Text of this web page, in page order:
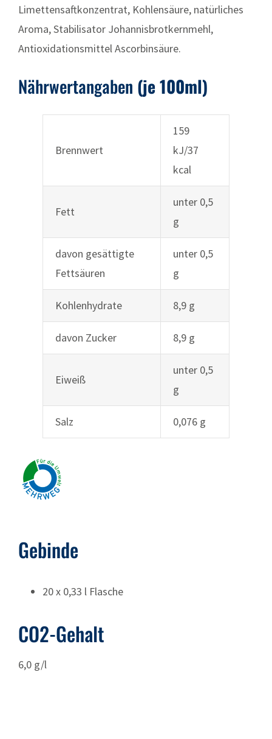
Limettensaftkonzentrat, Kohlensäure, natürliches
Aroma, Stabilisator Johannisbrotkernmehl,
Antioxidationsmittel Ascorbinsäure.
Nährwertangaben (je 100ml)
Brennwert
159
kJ/37
kcal
Fett
unter 0,5
g
davon gesättigte
Fettsäuren
unter 0,5
g
Kohlenhydrate 8,9 g
davon Zucker 8,9 g
Eiweiß
unter 0,5
g
Salz 0,076 g
Gebinde
20 x 0,33 l Flasche
CO2-Gehalt
6,0 g/l